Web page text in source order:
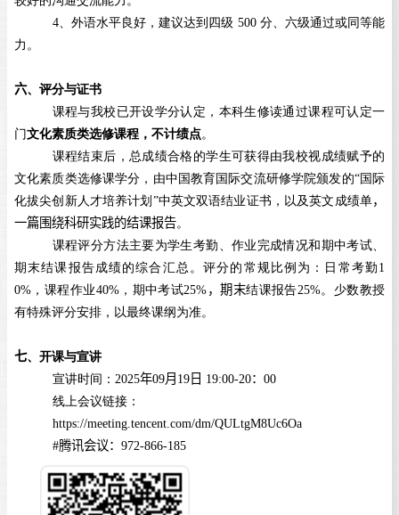
4、外语水平良好，建议达到四级 500 分、六级通过或同等能
力。
六、评分与证书
课程与我校已开设学分认定，本科生修读通过课程可认定一
门文化素质类选修课程，不计绩点。
课程结束后，总成绩合格的学生可获得由我校视成绩赋予的
文化素质类选修课学分，由中国教育国际交流研修学院颁发的“国际
化拔尖创新人才培养计划”中英文双语结业证书，以及英文成绩单，
一篇围绕科研实践的结课报告。
课程评分方法主要为学生考勤、作业完成情况和期中考试、
期末结课报告成绩的综合汇总。评分的常规比例为：日常考勤1
0% ，课程作业40%，期中考试25%，期末结课报告25%。少数教授
有特殊评分安排，以最终课纲为准。
七、开课与宣讲
宣讲时间： 2025年09月 19日 19:00-20： 00
线上会议链接：
https://meeting.tencent.com/dm/QULtgM8Uc6Oa
#腾讯会议： 972-866-185